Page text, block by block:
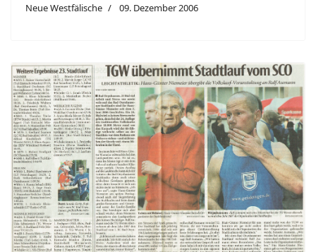
Neue Westfälische 09. Dezember 2006